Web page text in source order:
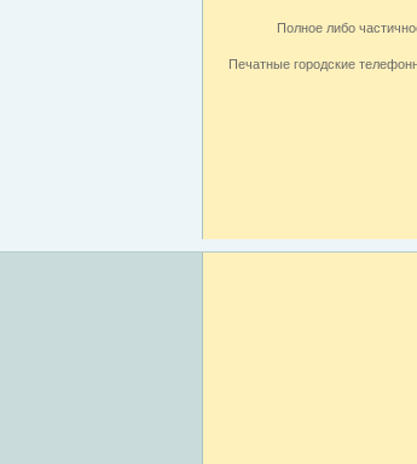
Полное либо
Печатные городские